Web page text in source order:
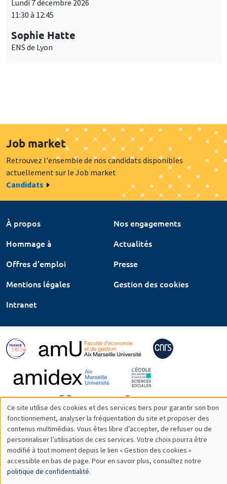
Lundi 7 décembre 2026
11:30 à 12:45
Sophie Hatte
ENS de Lyon
Job market
Retrouvez l'ensemble de nos candidats disponibles
actuellement sur le Job market
Candidats
À propos
Nos engagements
Hommage à
Actualités
Offres d'emploi
Presse
Mentions légales
Gestion des cookies
Intranet
Utilisation
des
données
personnelles
Ce site utilise des cookies et des services tiers pour garantir son bon
fonctionnement, analyser la fréquentation du site et proposer des
contenus multimédias. Vous êtes libre d’accepter, de refuser ou de
personnaliser l’utilisation de ces services. Votre choix pourra être
modifié à tout moment depuis le lien « Gestion des cookies »
accessible en bas de page. Pour en savoir plus, consultez notre
politique de confidentialité.